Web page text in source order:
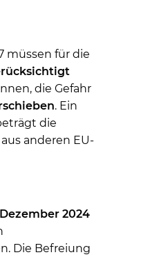
müssen für die
die Gefahr
. Ein
die
anderen EU-
Dezember 2024
Die Befreiung